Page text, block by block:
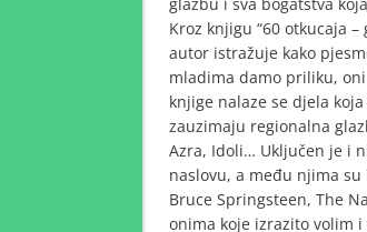
Kroz knjigu “60 otkucaja
autor istražuje kako
mladima damo priliku,
knjige nalaze se djela
zauzimaju regionalna
Azra, Idoli… Uključen je i
naslovu, a među njima su
Bruce Springsteen, The
onima koje izrazito volim